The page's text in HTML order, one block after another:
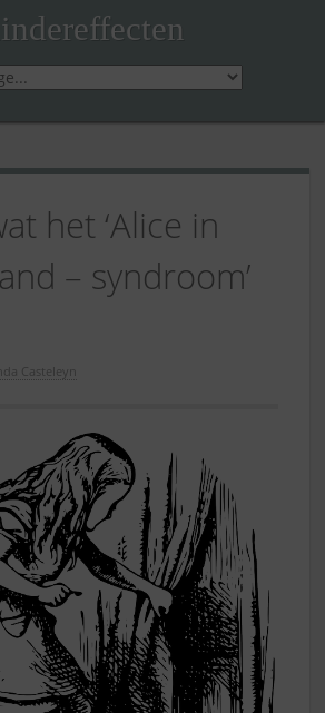
het ‘Alice in
– syndroom’
Casteleyn